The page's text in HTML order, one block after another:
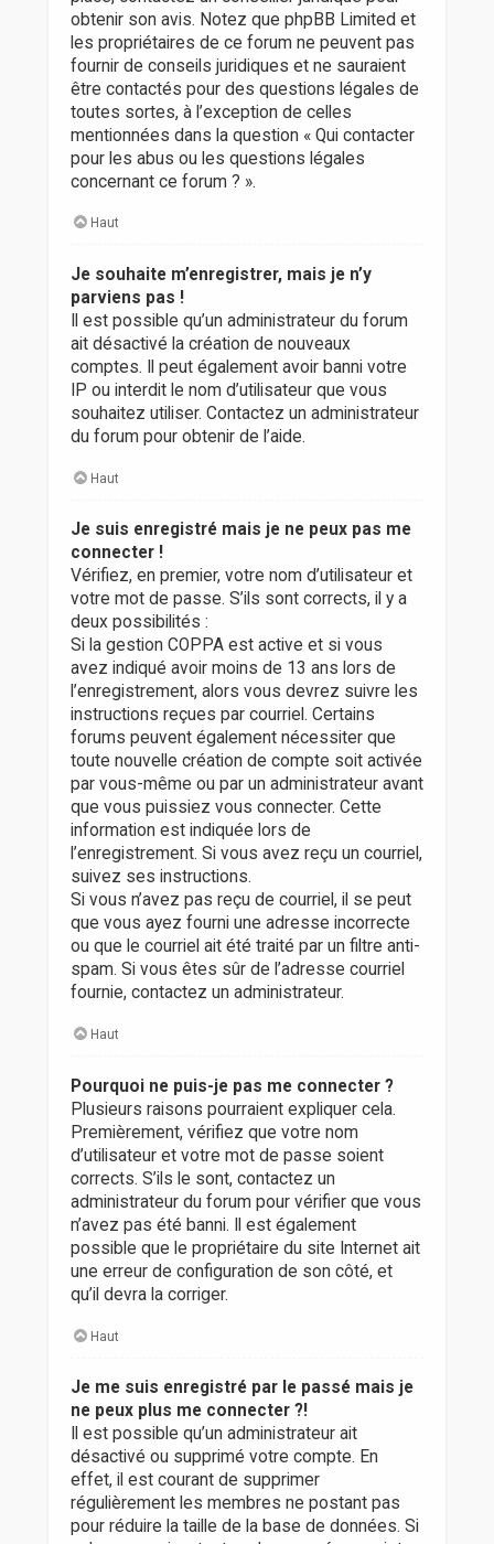
obtenir son avis. Notez que phpBB Limited et
les propriétaires de ce forum ne peuvent pas
fournir de conseils juridiques et ne sauraient
être contactés pour des questions légales de
toutes sortes, à l’exception de celles
mentionnées dans la question « Qui contacter
pour les abus ou les questions légales
concernant ce forum ? ».
Haut
Je souhaite m’enregistrer, mais je n’y
parviens pas !
Il est possible qu’un administrateur du forum
ait désactivé la création de nouveaux
comptes. Il peut également avoir banni votre
IP ou interdit le nom d’utilisateur que vous
souhaitez utiliser. Contactez un administrateur
du forum pour obtenir de l’aide.
Haut
Je suis enregistré mais je ne peux pas me
connecter !
Vérifiez, en premier, votre nom d’utilisateur et
votre mot de passe. S’ils sont corrects, il y a
deux possibilités :
Si la gestion COPPA est active et si vous
avez indiqué avoir moins de 13 ans lors de
l’enregistrement, alors vous devrez suivre les
instructions reçues par courriel. Certains
forums peuvent également nécessiter que
toute nouvelle création de compte soit activée
par vous-même ou par un administrateur avant
que vous puissiez vous connecter. Cette
information est indiquée lors de
l’enregistrement. Si vous avez reçu un courriel,
suivez ses instructions.
Si vous n’avez pas reçu de courriel, il se peut
que vous ayez fourni une adresse incorrecte
ou que le courriel ait été traité par un filtre anti-
spam. Si vous êtes sûr de l’adresse courriel
fournie, contactez un administrateur.
Haut
Pourquoi ne puis-je pas me connecter ?
Plusieurs raisons pourraient expliquer cela.
Premièrement, vérifiez que votre nom
d’utilisateur et votre mot de passe soient
corrects. S’ils le sont, contactez un
administrateur du forum pour vérifier que vous
n’avez pas été banni. Il est également
possible que le propriétaire du site Internet ait
une erreur de configuration de son côté, et
qu’il devra la corriger.
Haut
Je me suis enregistré par le passé mais je
ne peux plus me connecter ?!
Il est possible qu’un administrateur ait
désactivé ou supprimé votre compte. En
effet, il est courant de supprimer
régulièrement les membres ne postant pas
pour réduire la taille de la base de données. Si